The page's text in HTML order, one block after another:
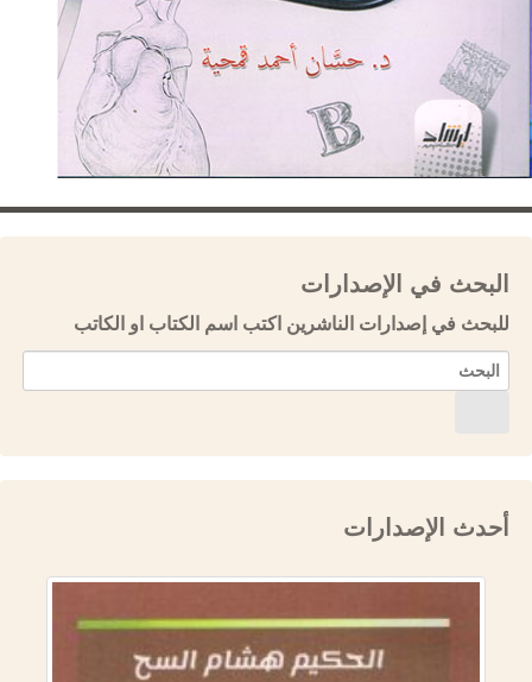
البحث في الإصدارات
للبحث في إصدارات الناشرين اكتب اسم الكتاب او الكاتب
أحدث الإصدارات